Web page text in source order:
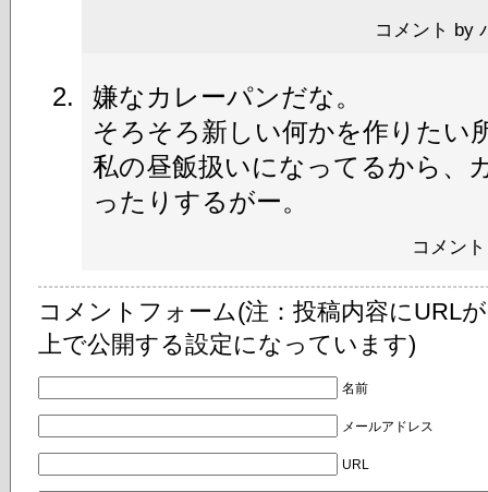
コメント by
嫌なカレーパンだな。
そろそろ新しい何かを作りたい
私の昼飯扱いになってるから、
ったりするがー。
コメン
コメントフォーム(注：投稿内容にURL
上で公開する設定になっています)
名前
メールアドレス
URL